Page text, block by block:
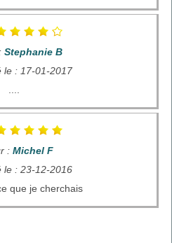
Stephanie B
le : 17-01-2017
: Michel F
le : 23-12-2016
que je cherchais